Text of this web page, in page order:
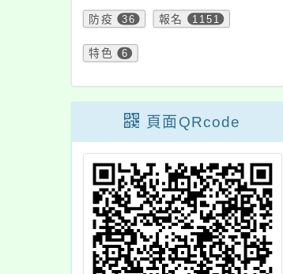
防疫 36 報名 1151
特色 6
頁面QRcode
年暑期為中小學
師開設之「英
」線上課程資
「推動進修原住民族
歷史正義與轉型正義
班）